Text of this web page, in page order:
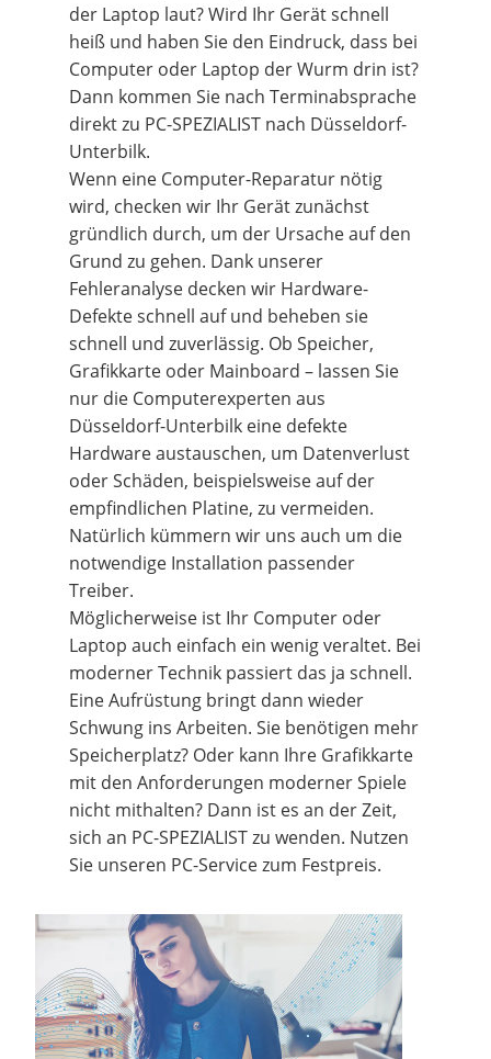
der Laptop laut? Wird Ihr Gerät schnell
heiß und haben Sie den Eindruck, dass bei
Computer oder Laptop der Wurm drin ist?
Dann kommen Sie nach Terminabsprache
direkt zu PC-SPEZIALIST nach Düsseldorf-
Unterbilk.
Wenn eine Computer-Reparatur nötig
wird, checken wir Ihr Gerät zunächst
gründlich durch, um der Ursache auf den
Grund zu gehen. Dank unserer
Fehleranalyse decken wir Hardware-
Defekte schnell auf und beheben sie
schnell und zuverlässig. Ob Speicher,
Grafikkarte oder Mainboard – lassen Sie
nur die Computerexperten aus
Düsseldorf-Unterbilk eine defekte
Hardware austauschen, um Datenverlust
oder Schäden, beispielsweise auf der
empfindlichen Platine, zu vermeiden.
Natürlich kümmern wir uns auch um die
notwendige Installation passender
Treiber.
Möglicherweise ist Ihr Computer oder
Laptop auch einfach ein wenig veraltet. Bei
moderner Technik passiert das ja schnell.
Eine Aufrüstung bringt dann wieder
Schwung ins Arbeiten. Sie benötigen mehr
Speicherplatz? Oder kann Ihre Grafikkarte
mit den Anforderungen moderner Spiele
nicht mithalten? Dann ist es an der Zeit,
sich an PC-SPEZIALIST zu wenden. Nutzen
Sie unseren PC-Service zum Festpreis.